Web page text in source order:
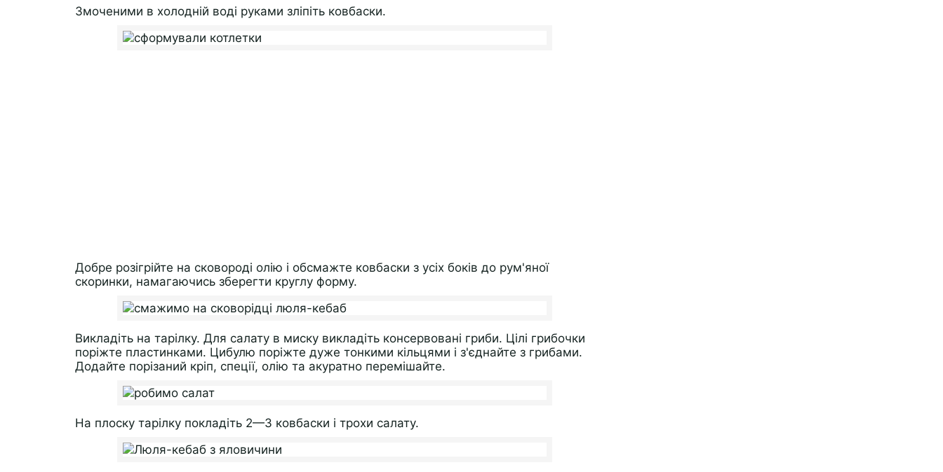
Змоченими в холодній воді руками зліпіть ковбаски.
Добре розігрійте на сковороді олію і обсмажте ковбаски з усіх боків до рум'яної
скоринки, намагаючись зберегти круглу форму.
Викладіть на тарілку. Для салату в миску викладіть консервовані гриби. Цілі грибочки
поріжте пластинками. Цибулю поріжте дуже тонкими кільцями і з'єднайте з грибами.
Додайте порізаний кріп, спеції, олію та акуратно перемішайте.
На плоску тарілку покладіть 2—3 ковбаски і трохи салату.